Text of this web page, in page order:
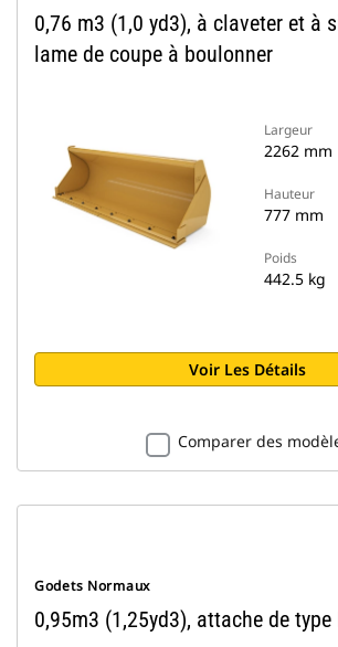
0,76 m3 (1,0 yd3), à claveter et à
lame de coupe à boulonner
Largeur
2262 mm
Hauteur
777 mm
Poids
442.5 kg
Voir Les Détails
Comparer des
Godets Normaux
0,95m3 (1,25yd3), attache de type